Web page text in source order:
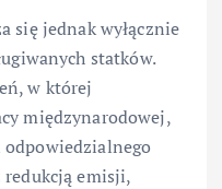
się jednak wyłącznie
statków.
w której
międzynarodowej,
emisji,